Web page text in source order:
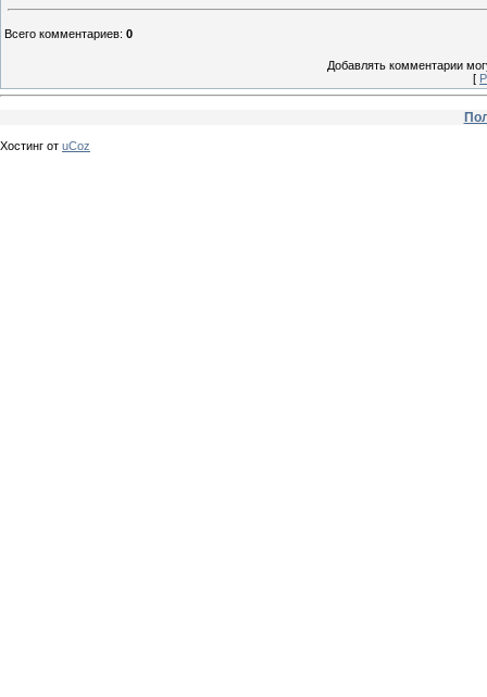
Всего комментариев: 0
Добавлять комментарии
[
Хостинг от uCoz